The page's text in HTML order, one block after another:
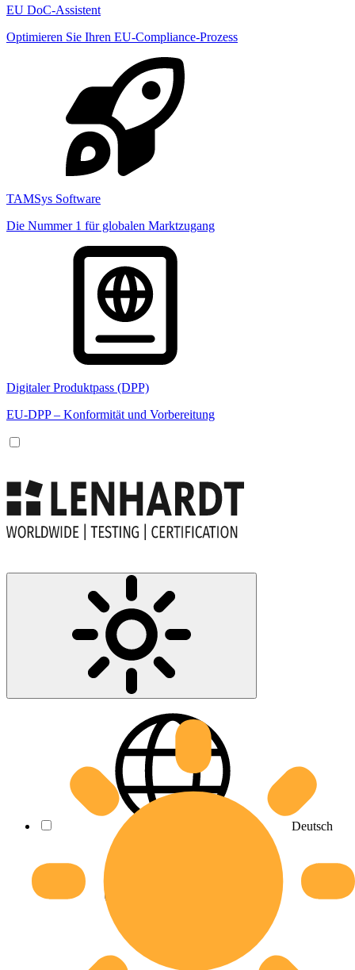
EU DoC-Assistent
Optimieren Sie Ihren EU-Compliance-Prozess
TAMSys Software
Die Nummer 1 für globalen Marktzugang
Digitaler Produktpass (DPP)
EU-DPP – Konformität und Vorbereitung
Deutsch